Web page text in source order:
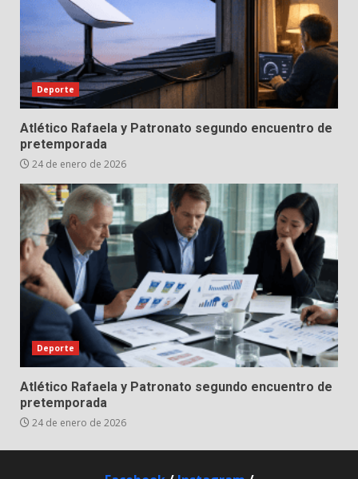
Deporte
Atlético Rafaela y Patronato segundo encuentro de
pretemporada
24 de enero de 2026
Deporte
Atlético Rafaela y Patronato segundo encuentro de
pretemporada
24 de enero de 2026